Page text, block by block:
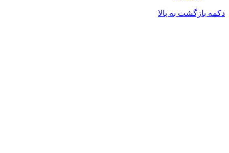
دکمه بازگشت به بالا